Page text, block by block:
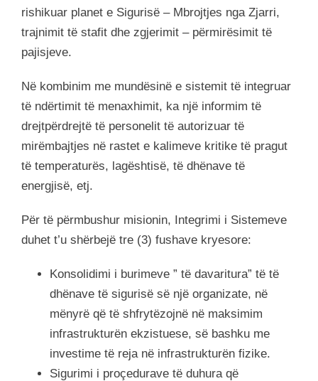
rishikuar planet e Sigurisë – Mbrojtjes nga Zjarri,
trajnimit të stafit dhe zgjerimit – përmirësimit të
pajisjeve.
Në kombinim me mundësinë e sistemit të integruar
të ndërtimit të menaxhimit, ka një informim të
drejtpërdrejtë të personelit të autorizuar të
mirëmbajtjes në rastet e kalimeve kritike të pragut
të temperaturës, lagështisë, të dhënave të
energjisë, etj.
Për të përmbushur misionin, Integrimi i Sistemeve
duhet t’u shërbejë tre (3) fushave kryesore:
Konsolidimi i burimeve ” të davaritura” të të
dhënave të sigurisë së një organizate, në
mënyrë që të shfrytëzojnë në maksimim
infrastrukturën ekzistuese, së bashku me
investime të reja në infrastrukturën fizike.
Sigurimi i proçedurave të duhura që